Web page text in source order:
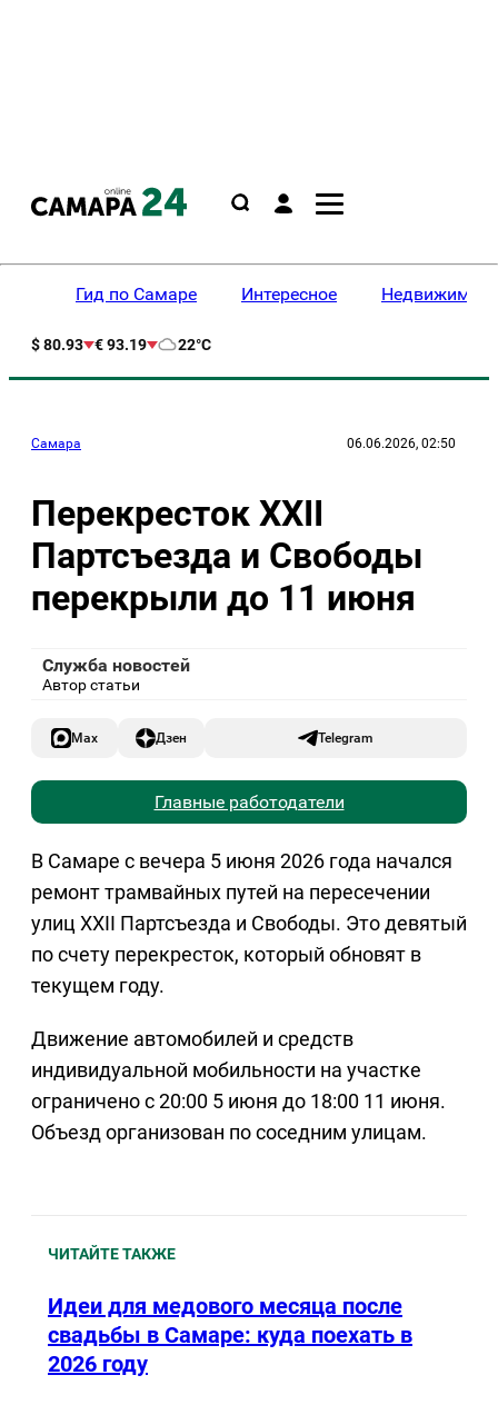
Гид по Самаре Интересное
$ 80.93 € 93.19 22°C
Самара 06.06.2026, 02:50
Перекресток XXII
Партсъезда и Свободы
перекрыли до 11 июня
Служба новостей
Автор статьи
Max Дзен Telegram
Главные работодатели
В Самаре с вечера 5 июня 2026 года начался
ремонт трамвайных путей на пересечении
улиц XXII Партсъезда и Свободы. Это девятый
по счету перекресток, который обновят в
текущем году.
Движение автомобилей и средств
индивидуальной мобильности на участке
ограничено с 20:00 5 июня до 18:00 11 июня.
Объезд организован по соседним улицам.
ЧИТАЙТЕ ТАКЖЕ
Идеи для медового месяца после
свадьбы в Самаре: куда поехать в
2026 году